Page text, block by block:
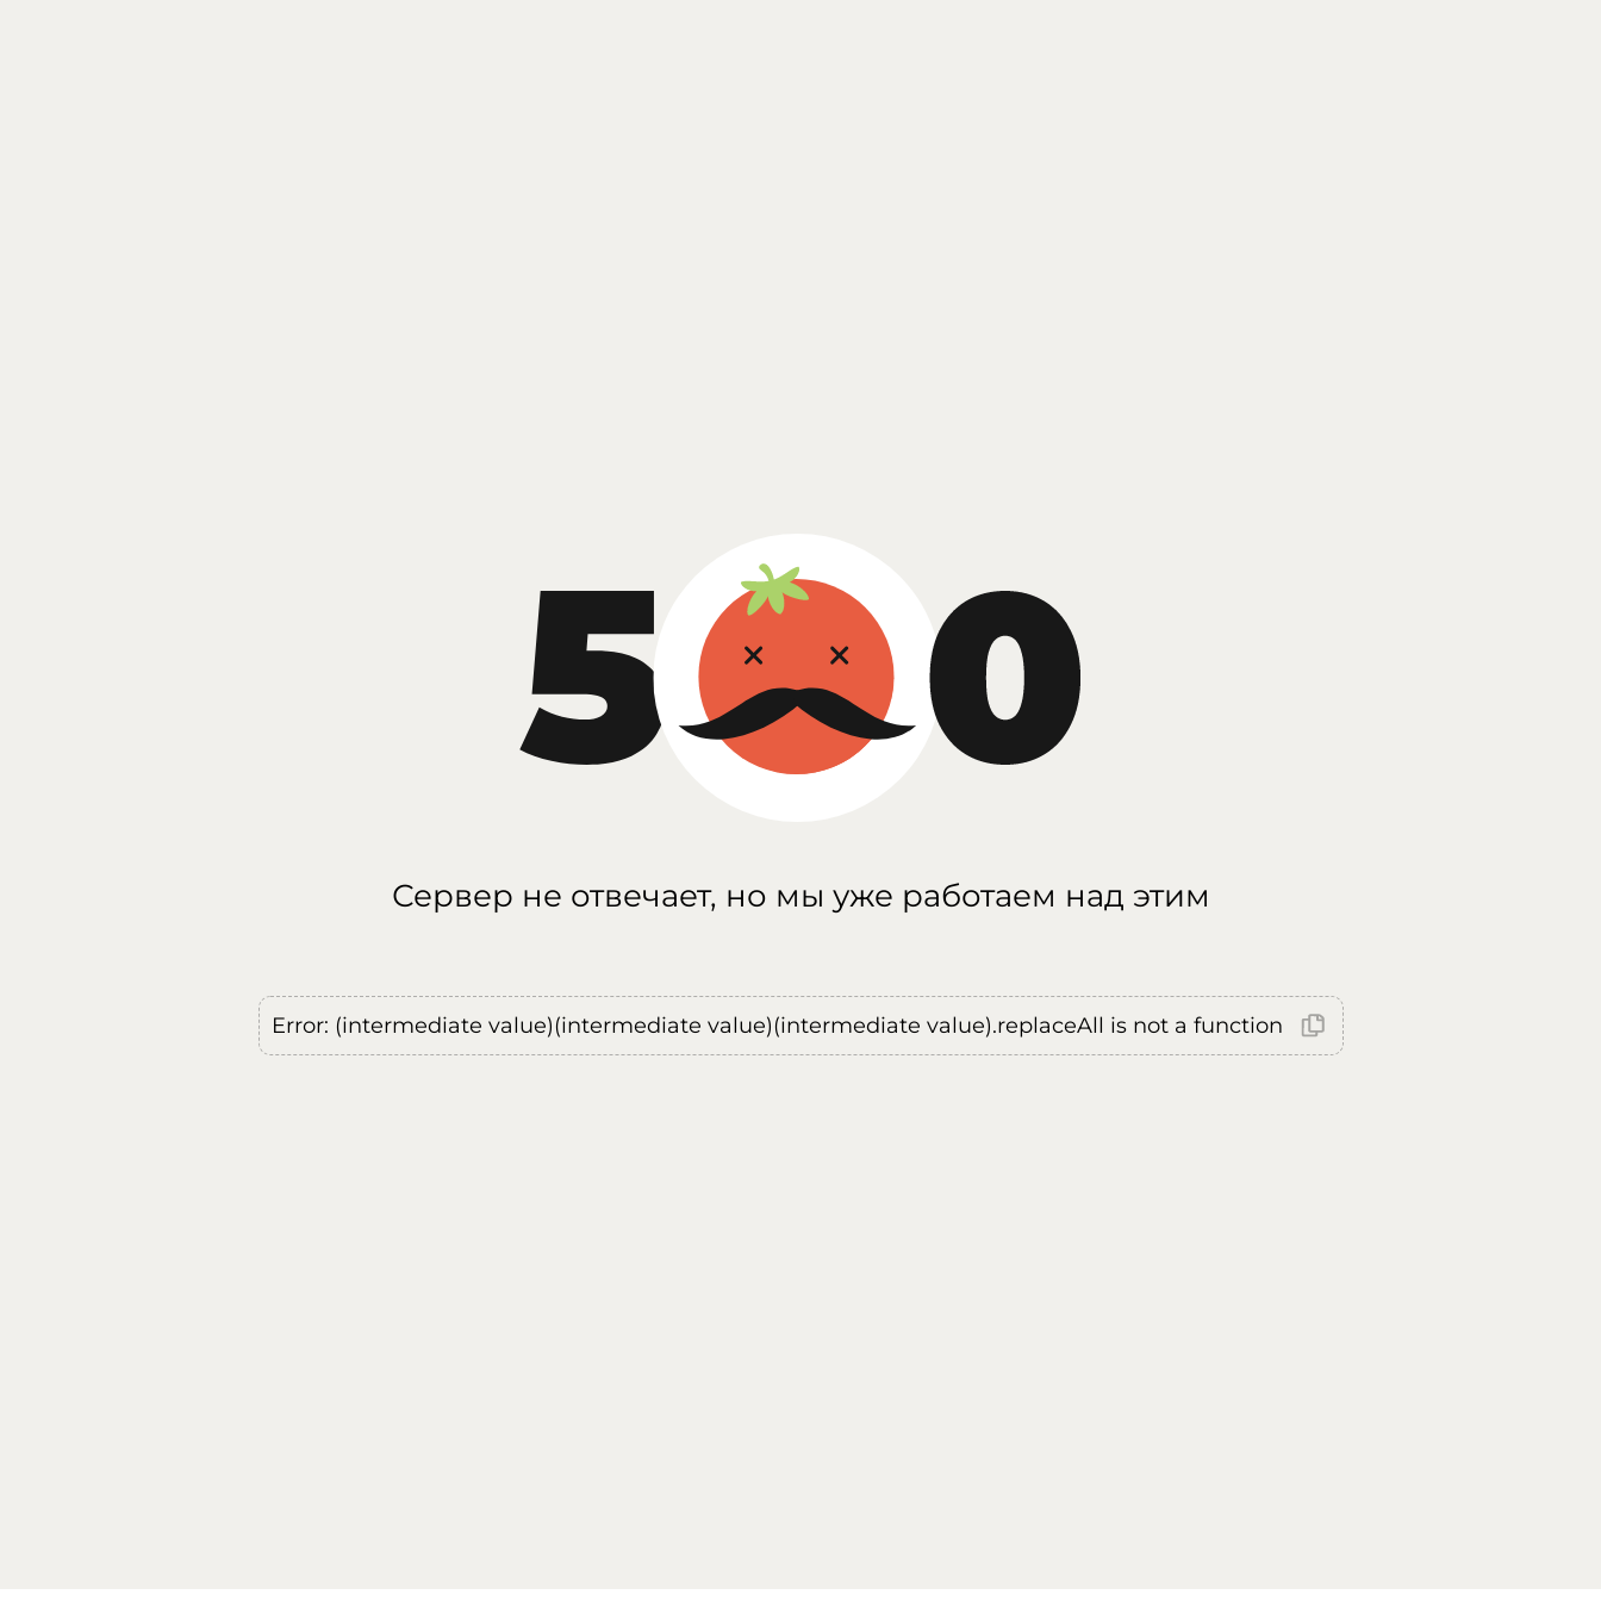
Сервер не отвечает, но мы уже работаем над этим
Error: (intermediate value)(intermediate value)(intermediate value).replaceAll is not a function